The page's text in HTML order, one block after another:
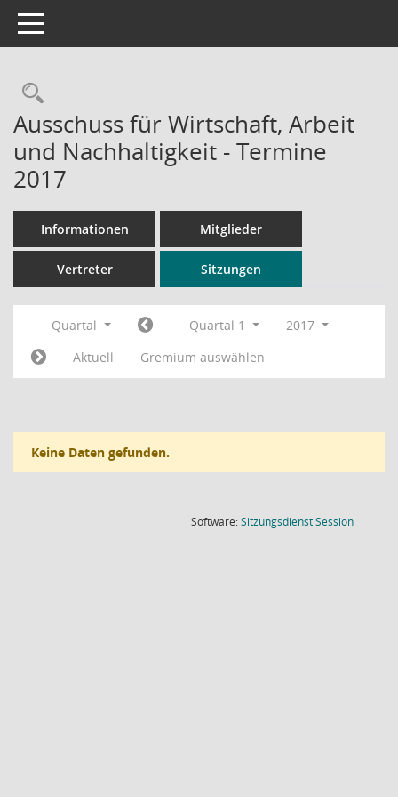
Toggle navigation
Rechercheauswahl
Ausschuss für Wirtschaft, Arbeit
und Nachhaltigkeit - Termine
2017
Informationen Mitglieder
Vertreter Sitzungen
Quartal Quartal 1
2017
Aktuell
Gremium auswählen
Keine Daten gefunden.
Software:SitzungsdienstSession(Wird in